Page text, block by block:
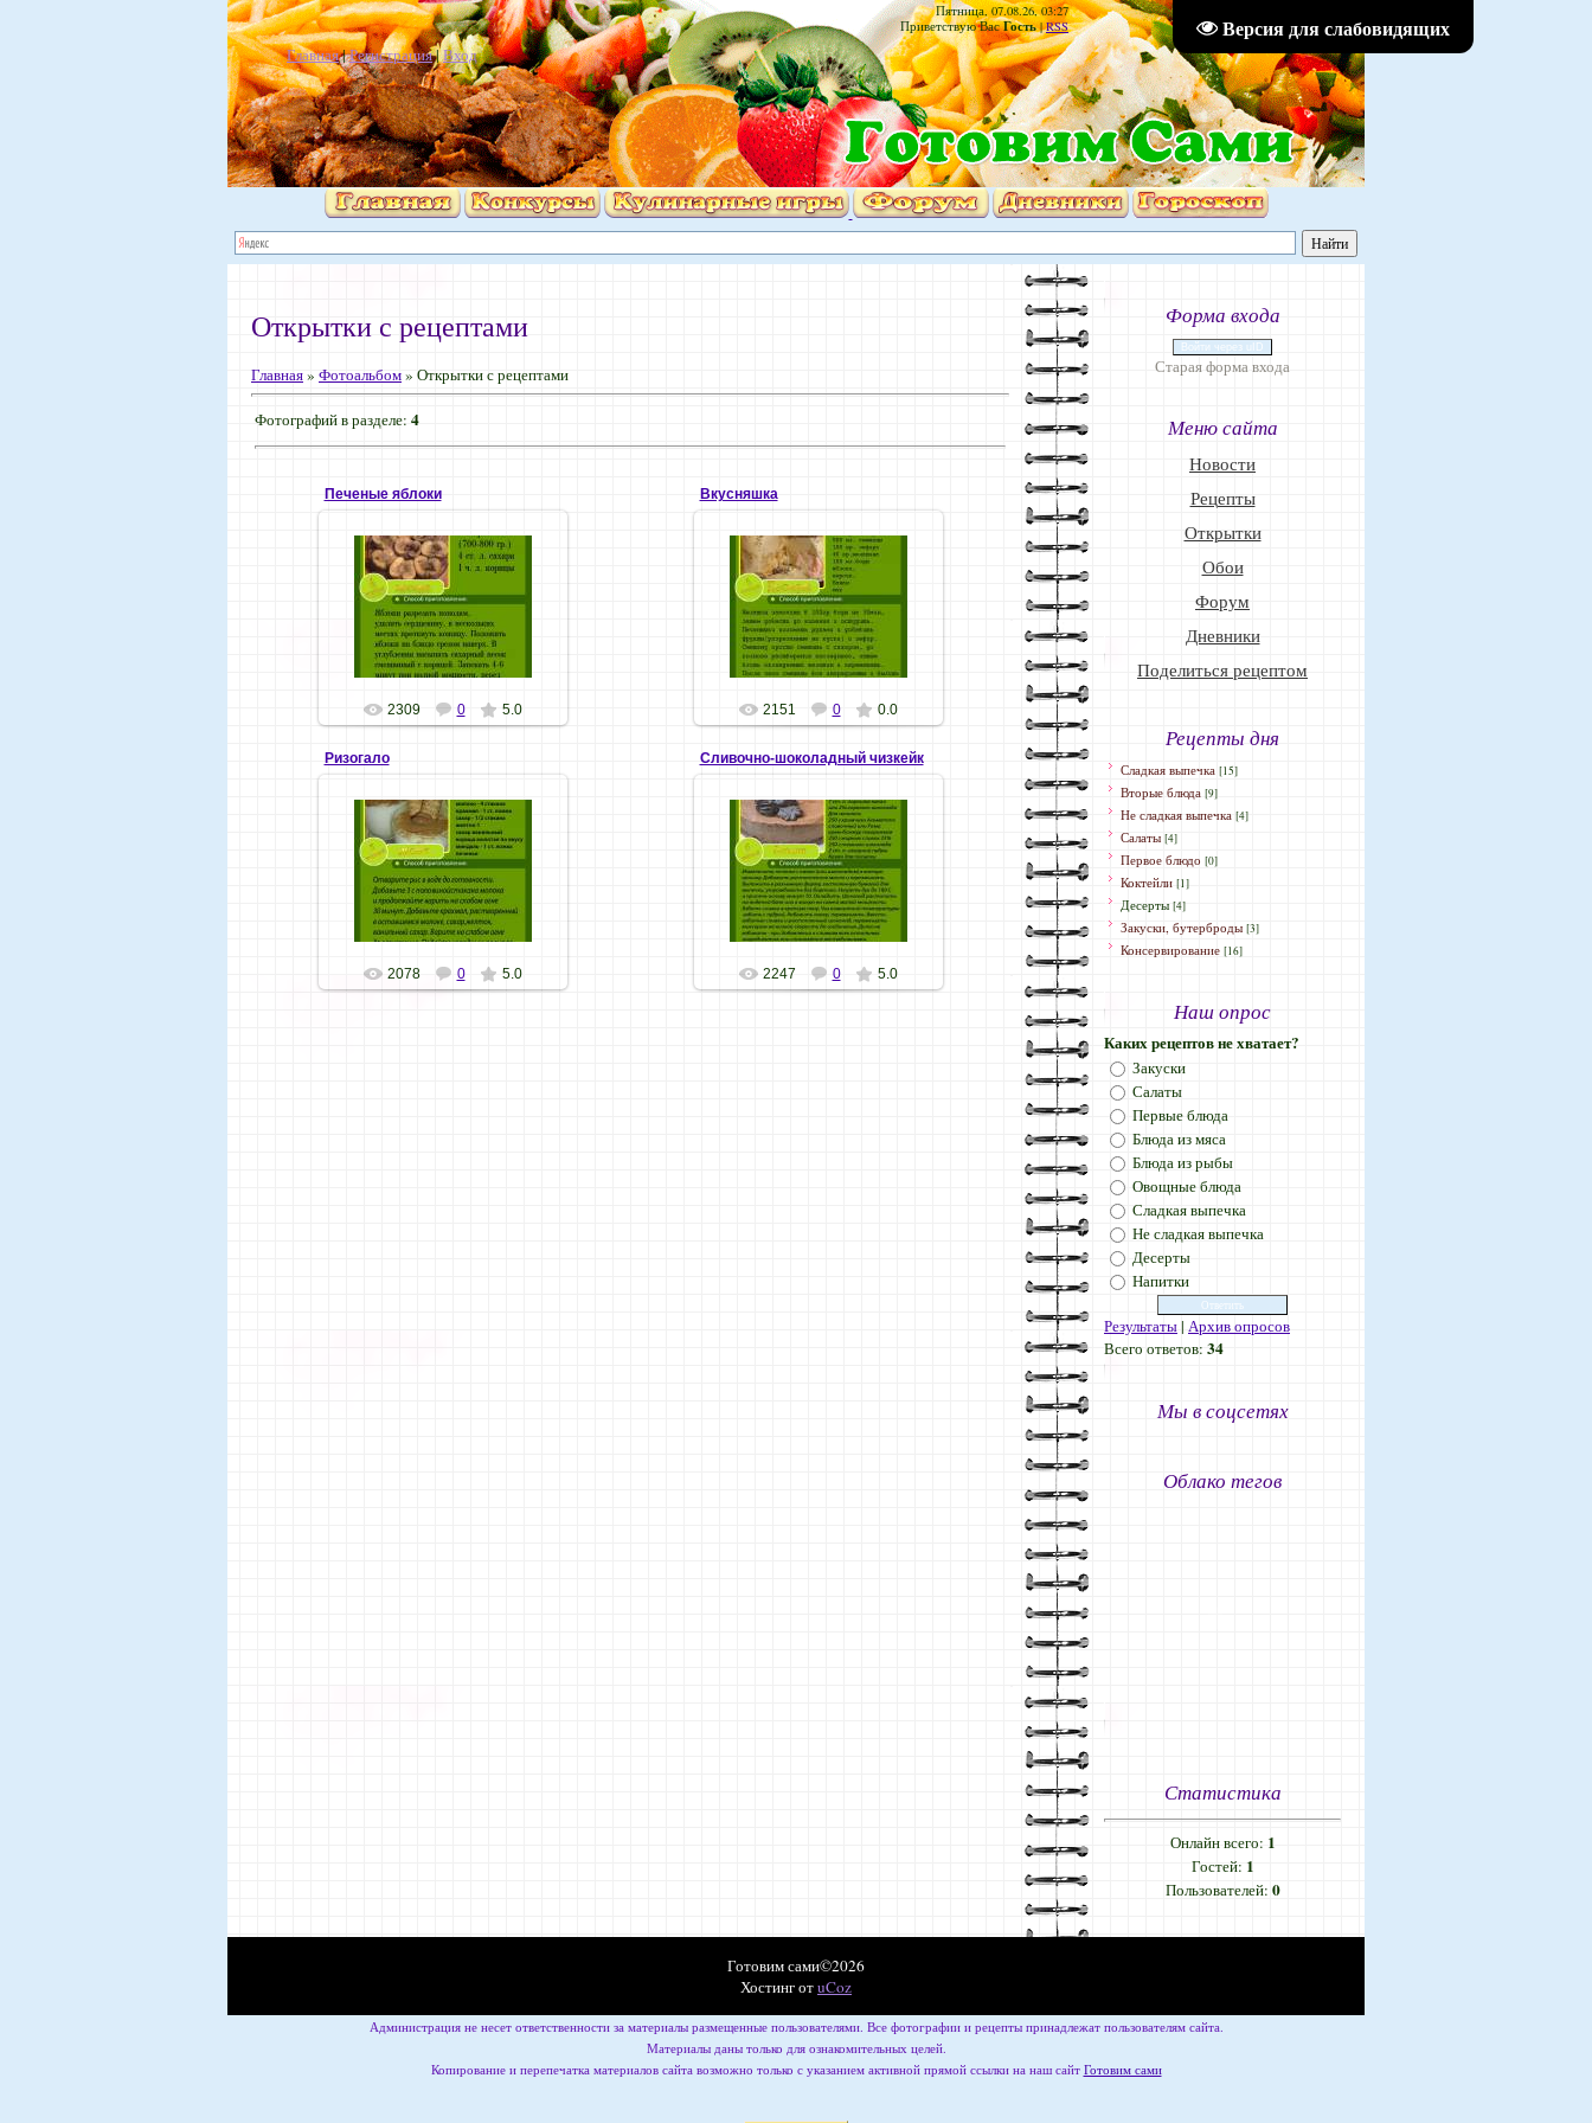
Версия для слабовидящих
Пятница, 07.08.26, 03:27
Приветствую Вас Гость|RSS
Главная|Регистрация|Вход
Открытки с рецептами
Главная» Фотоальбом» Открытки с рецептами
Фотографий в разделе: 4
Печеные яблоки
13.01.09
Хозяюшка
2309 0 5.0
Вкусняшка
13.01.09
Хозяюшка
2151 0 0.0
Ризогало
27.12.08
Хозяюшка
2078 0 5.0
Сливочно-шоколадный чизкейк
22.12.08
Хозяюшка
2247 0 5.0
Форма входа
Войти через uID
Старая форма входа
Меню сайта
Новости
Рецепты
Открытки
Обои
Форум
Дневники
Поделиться рецептом
Рецепты дня
Сладкая выпечка [15]
Вторые блюда [9]
Не сладкая выпечка [4]
Салаты [4]
Первое блюдо [0]
Коктейли [1]
Десерты [4]
Закуски, бутерброды [3]
Консервирование [16]
Наш опрос
Каких рецептов не хватает?
Закуски
Салаты
Первые блюда
Блюда из мяса
Блюда из рыбы
Овощные блюда
Сладкая выпечка
Не сладкая выпечка
Десерты
Напитки
Результаты| Архив опросов
Всего ответов: 34
Мы в соцсетях
Облако тегов
Статистика
Онлайн всего: 1
Гостей: 1
Пользователей: 0
Готовим сами©2026
Хостинг отuCoz
Администрация не несет ответственности за материалы размещенные пользователями. Все фотографии и рецепты принадлежат пользователям сайта.
Материалы даны только для ознакомительных целей.
Копирование и перепечатка материалов сайта возможно только с указанием активной прямой ссылки на наш сайт Готовим сами